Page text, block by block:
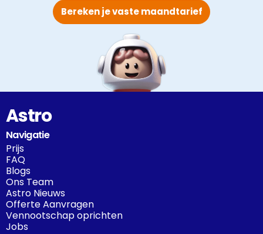
Bereken je vaste maandtarief
Astro
Navigatie
Prijs
FAQ
Blogs
Ons Team
Astro Nieuws
Offerte Aanvragen
Vennootschap oprichten
Jobs